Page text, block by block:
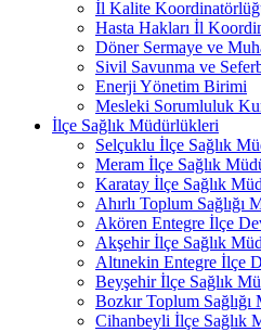
İl Kalite
Hasta Hakları İl
Döner Sermaye ve
Sivil Savunma ve
Enerji Yönetim Birimi
Mesleki Sorumluluk
İlçe Sağlık Müdürlükleri
Selçuklu İlçe Sağlık
Meram İlçe Sağlık
Karatay İlçe Sağlık
Ahırlı Toplum Sağlığı
Akören Entegre İlçe
Akşehir İlçe Sağlık
Altınekin Entegre İlçe
Beyşehir İlçe Sağlık
Bozkır Toplum Sağlığı
Cihanbeyli İlçe Sağlık